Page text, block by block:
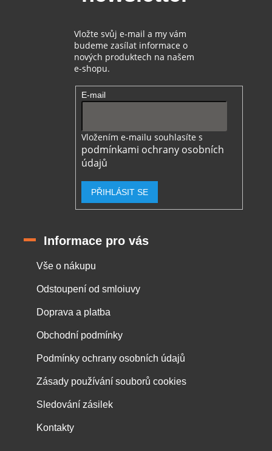
ý
p
i
Vložte svůj e-mail a my vám
budeme zasílat informace o
nových produktech na našem
e-shopu.
E-mail
Vložením e-mailu souhlasíte s
podmínkami ochrany osobních
údajů
PŘIHLÁSIT SE
Informace pro vás
Vše o nákupu
Odstoupení od smloiuvy
Doprava a platba
Obchodní podmínky
Podmínky ochrany osobních údajů
Zásady používání souborů cookies
Sledování zásilek
Kontakty